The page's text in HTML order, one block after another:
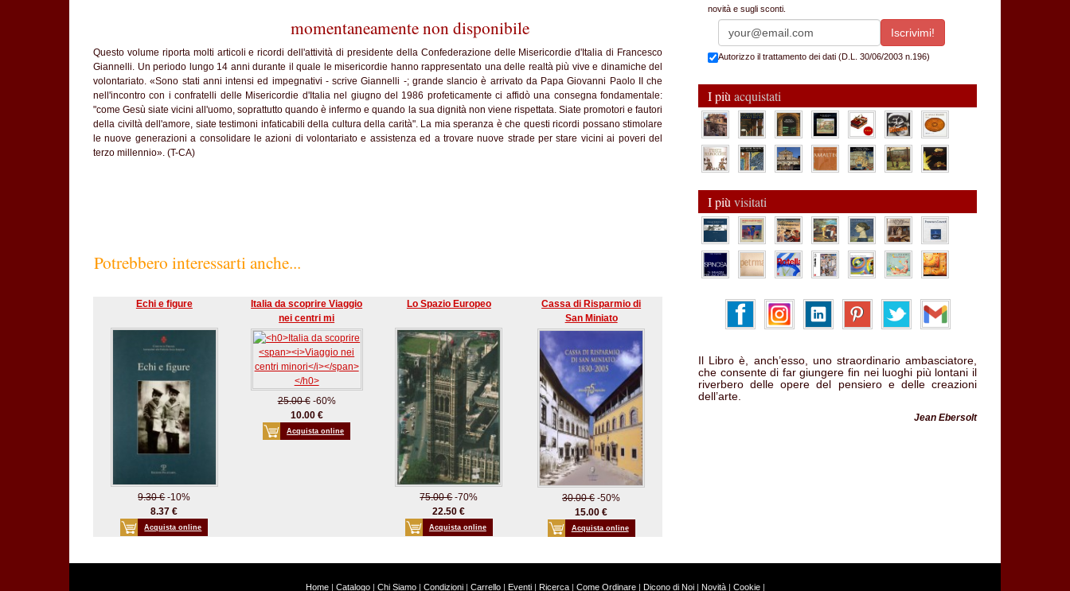
momentaneamente non disponibile
Questo volume riporta molti articoli e ricordi dell'attività di presidente della Confederazione delle Misericordie d'Italia di Francesco
Giannelli. Un periodo lungo 14 anni durante il quale le misericordie hanno rappresentato una delle realtà più vive e dinamiche del
volontariato. «Sono stati anni intensi ed impegnativi - scrive Giannelli -; grande slancio è arrivato da Papa Giovanni Paolo II che
nell'incontro con i confratelli delle Misericordie d'Italia nel giugno del 1986 profeticamente ci affidò una consegna fondamentale:
"come Gesù siate vicini all'uomo, soprattutto quando è infermo e quando la sua dignità non viene rispettata. Siate promotori e fautori
della civiltà dell'amore, siate testimoni infaticabili della cultura della carità". La mia speranza è che questi ricordi possano stimolare
le nuove generazioni a consolidare le azioni di volontariato e assistenza ed a trovare nuove strade per stare vicini ai poveri del
terzo millennio». (T-CA)
Potrebbero interessarti anche...
Echi e figure
9.30 €-10%
8.37 €
Acquista online
Italia da scoprire Viaggio
nei centri mi
25.00 €-60%
10.00 €
Acquista online
Lo Spazio Europeo
75.00 €-70%
22.50 €
Acquista online
Cassa di Risparmio di
San Miniato
30.00 €-50%
15.00 €
Acquista online
novità e sugli sconti.
Autorizzo il trattamento dei dati (D.L. 30/06/2003 n.196)
I più acquistati
I più visitati
Il Libro è, anch’esso, uno straordinario ambasciatore,
che consente di far giungere fin nei luoghi più lontani il
riverbero delle opere del pensiero e delle creazioni
dell’arte.
Jean Ebersolt
Home| Catalogo| Chi Siamo| Condizioni| Carrello| Eventi| Ricerca| Come Ordinare | Dicono di Noi| Novità| Cookie|